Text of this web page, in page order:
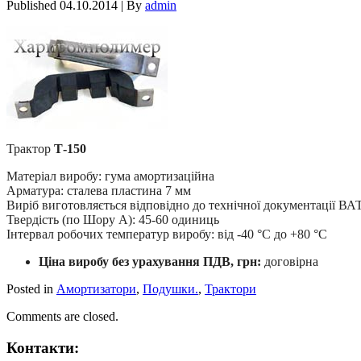
Published 04.10.2014 | By admin
Трактор Т-150
Матеріал виробу: гума амортизаційна
Арматура: сталева пластина 7 мм
Виріб виготовляється відповідно до технічної документації
Твердість (по Шору А): 45-60 одиниць
Інтервал робочих температур виробу: від -40 °С до +80 °С
Ціна виробу без урахування ПДВ, грн: договірна
Posted in Амортизатори, Подушки., Трактори
Comments are closed.
Контакти: